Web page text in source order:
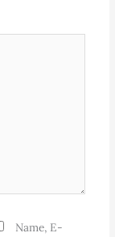
Name, E-